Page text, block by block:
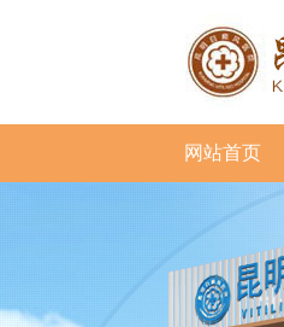
网站首页